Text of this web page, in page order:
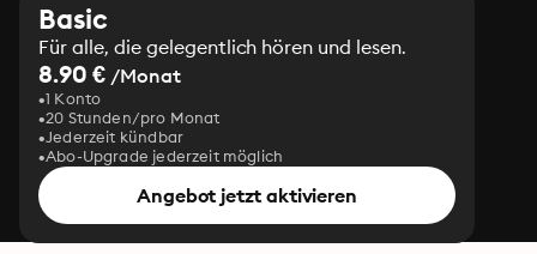
Basic
Für alle, die gelegentlich hören und lesen.
8.90 € /Monat
1 Konto
20 Stunden/pro Monat
Jederzeit kündbar
Abo-Upgrade jederzeit möglich
Angebot jetzt aktivieren